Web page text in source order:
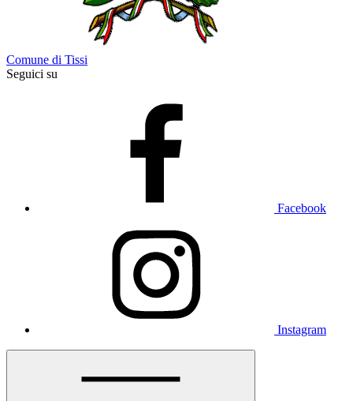
Comune di Tissi
Seguici su
Facebook
Instagram